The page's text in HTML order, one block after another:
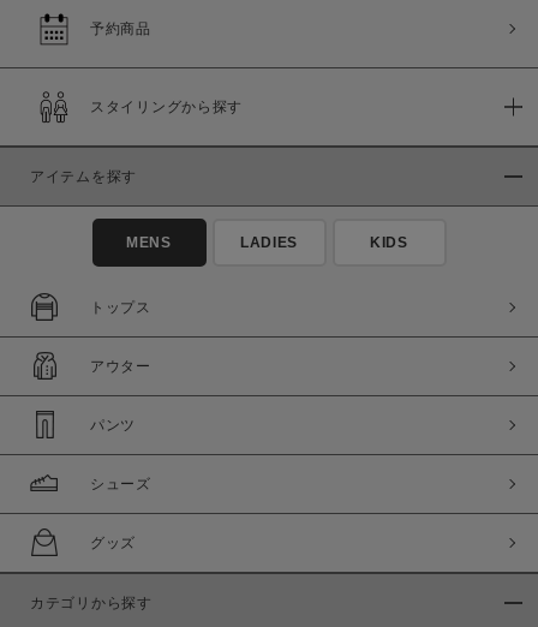
予約商品
スタイリングから探す
アイテムを探す
MENS LADIES KIDS
トップス
アウター
パンツ
シューズ
グッズ
カテゴリから探す